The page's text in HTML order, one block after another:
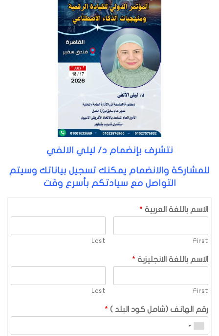
نتشرف بإنضمام د/ ليلي الالفي
للمشاركة والانضمام يمكنك تسجيل بياناتك وسيتم
التواصل مع سيادتكم بأسرع وقت
الاسم باللغة العربية *
First
Last
الاسم باللغة الانجليزية *
First
Last
رقم الهاتف (شامل كود البلد ) *